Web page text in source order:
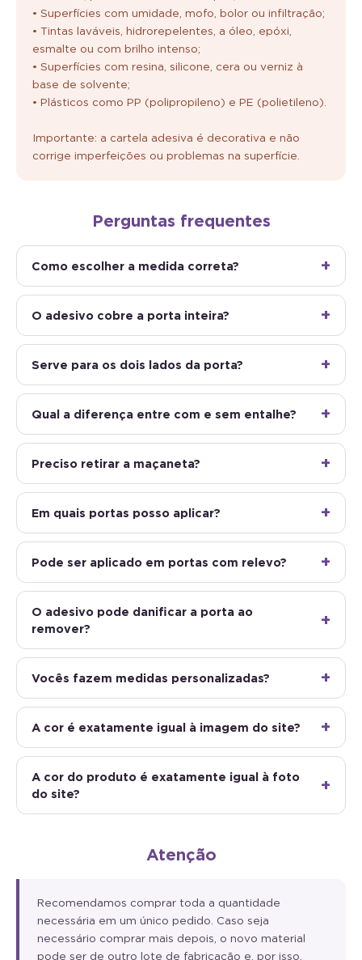
• Superfícies com umidade, mofo, bolor ou infiltração;
• Tintas laváveis, hidrorepelentes, a óleo, epóxi,
esmalte ou com brilho intenso;
• Superfícies com resina, silicone, cera ou verniz à
base de solvente;
• Plásticos como PP (polipropileno) e PE (polietileno).
Importante: a cartela adesiva é decorativa e não
corrige imperfeições ou problemas na superfície.
Perguntas frequentes
Como escolher a medida correta?
O adesivo cobre a porta inteira?
Serve para os dois lados da porta?
Qual a diferença entre com e sem entalhe?
Preciso retirar a maçaneta?
Em quais portas posso aplicar?
Pode ser aplicado em portas com relevo?
O adesivo pode danificar a porta ao
remover?
Vocês fazem medidas personalizadas?
A cor é exatamente igual à imagem do site?
A cor do produto é exatamente igual à foto
do site?
Atenção
Recomendamos comprar toda a quantidade
necessária em um único pedido. Caso seja
necessário comprar mais depois, o novo material
pode ser de outro lote de fabricação e, por isso,